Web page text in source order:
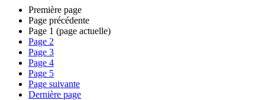
Première page
Page précédente
Page 1 (page actuelle)
Page 2
Page 3
Page 4
Page 5
Page suivante
Dernière page